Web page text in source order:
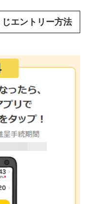
エントリー方法